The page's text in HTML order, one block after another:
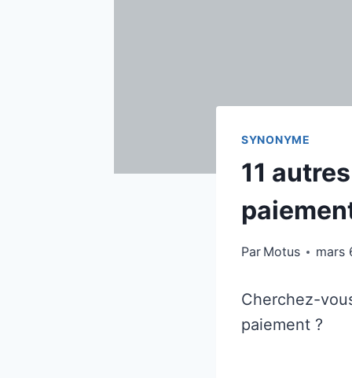
SYNONYME
11
Par Motus mars
Cherchez-
paiement ?